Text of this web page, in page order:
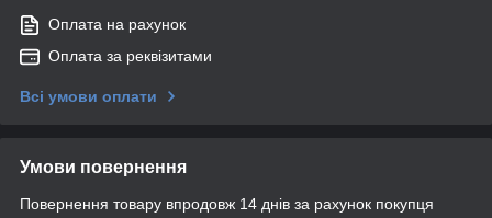
Оплата на рахунок
Оплата за реквізитами
Всі умови оплати
Умови повернення
Повернення товару впродовж 14 днів за рахунок покупця